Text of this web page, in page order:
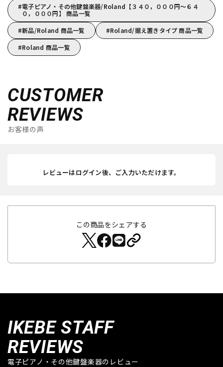
電子ピアノ・その他鍵盤楽器/Roland【３４０，０００円～６４
０，０００円】 商品一覧
新品/Roland 商品一覧
Roland/据え置きタイプ 商品一覧
Roland 商品一覧
CUSTOMER
REVIEWS
お客様の声
レビューはログイン後、ご入力いただけます。
この商品をシェアする
IKEBE STAFF
REVIEWS
電子ピアノ・その他鍵盤楽器のレビュー